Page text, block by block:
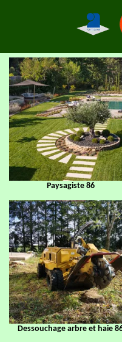
Paysagiste 86
Dessouchage arbre et haie